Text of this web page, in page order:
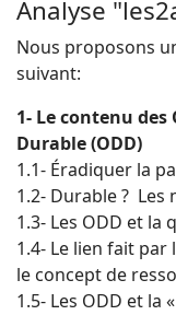
Analyse
Nous proposons
suivant:
1- Le contenu
Durable (ODD)
1.1- Éradiquer la
1.2- Durable ?
1.3- Les ODD et
1.4- Le lien fait
le concept de
1.5- Les ODD et la